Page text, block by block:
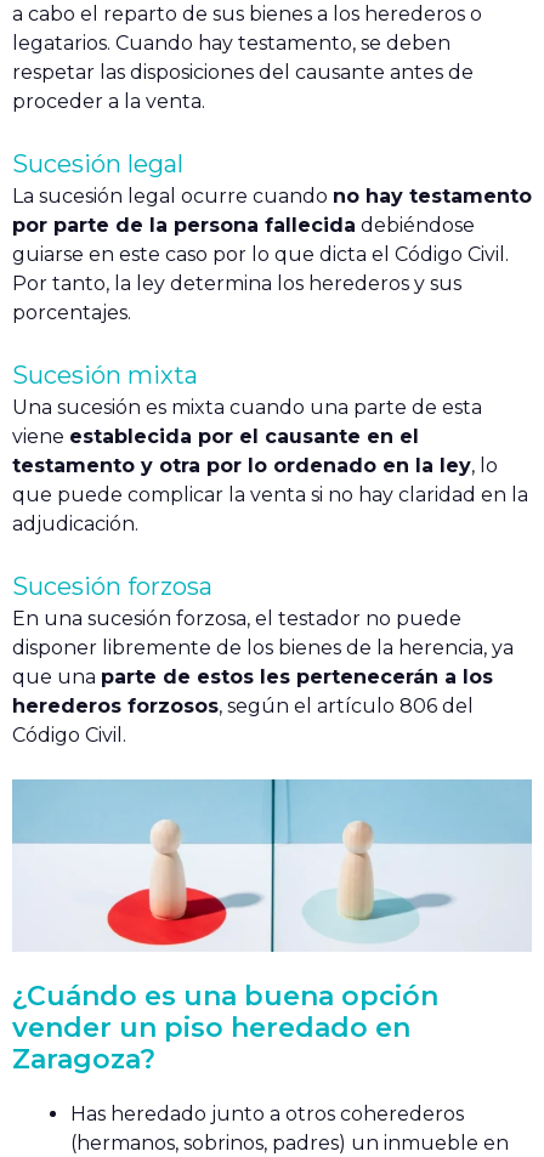
a cabo el reparto de sus bienes a los herederos o
legatarios. Cuando hay testamento, se deben
respetar las disposiciones del causante antes de
proceder a la venta.
Sucesión legal
La sucesión legal ocurre cuando no hay testamento
por parte de la persona fallecida debiéndose
guiarse en este caso por lo que dicta el Código Civil.
Por tanto, la ley determina los herederos y sus
porcentajes.
Sucesión mixta
Una sucesión es mixta cuando una parte de esta
viene establecida por el causante en el
testamento y otra por lo ordenado en la ley, lo
que puede complicar la venta si no hay claridad en la
adjudicación.
Sucesión forzosa
En una sucesión forzosa, el testador no puede
disponer libremente de los bienes de la herencia, ya
que una parte de estos les pertenecerán a los
herederos forzosos, según el artículo 806 del
Código Civil.
¿Cuándo es una buena opción
vender un piso heredado en
Zaragoza?
Has heredado junto a otros coherederos
(hermanos, sobrinos, padres) un inmueble en